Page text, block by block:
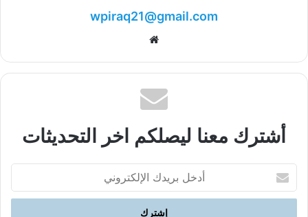
wpiraq21@gmail.com
أشترك معنا ليصلكم اخر التحديثات
بريدك
الإلكتروني